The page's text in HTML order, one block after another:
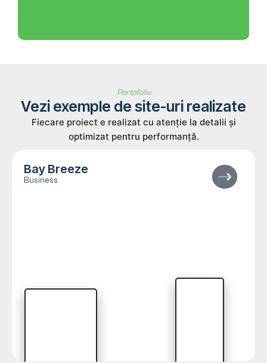
Portofoliu
Vezi exemple de site-uri realizate
Fiecare proiect e realizat cu atenție la detalii și
optimizat pentru performanță.
Bay Breeze
Business